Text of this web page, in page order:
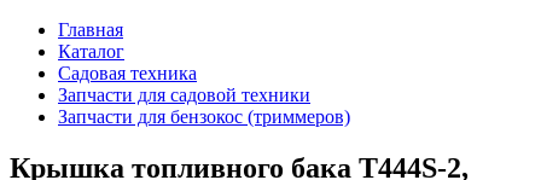
Главная
Каталог
Садовая техника
Запчасти для садовой техники
Запчасти для бензокос (триммеров)
Крышка топливного бака T444S-2,